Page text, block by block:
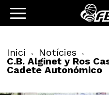
Inici Notícies
C.B. Alginet y Ros
Cadete Autonómico